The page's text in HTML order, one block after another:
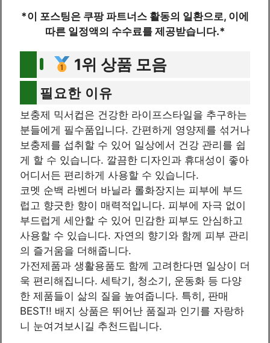
*이 포스팅은 쿠팡 파트너스 활동의 일환으로, 이에
따른 일정액의 수수료를 제공받습니다.*
1위 상품 모음
필요한 이유
보충제 믹서컵은 건강한 라이프스타일을 추구하는
분들에게 필수품입니다. 간편하게 영양제를 섞거나
보충제를 섭취할 수 있어 일상에서 건강 관리를 쉽
게 할 수 있습니다. 깔끔한 디자인과 휴대성이 좋아
어디서든 편리하게 사용할 수 있습니다.
코멧 순백 라벤더 바닐라 롤화장지는 피부에 부드
럽고 향긋한 향이 매력적입니다. 피부에 자극 없이
부드럽게 세안할 수 있어 민감한 피부도 안심하고
사용할 수 있습니다. 자연의 향기와 함께 피부 관리
의 즐거움을 더해줍니다.
가전제품과 생활용품도 함께 고려한다면 일상이 더
욱 편리해집니다. 세탁기, 청소기, 운동화 등 다양
한 제품들이 삶의 질을 높여줍니다. 특히, 판매
BEST!! 배지 상품은 뛰어난 품질과 인기를 자랑하
니 눈여겨보시길 추천드립니다.